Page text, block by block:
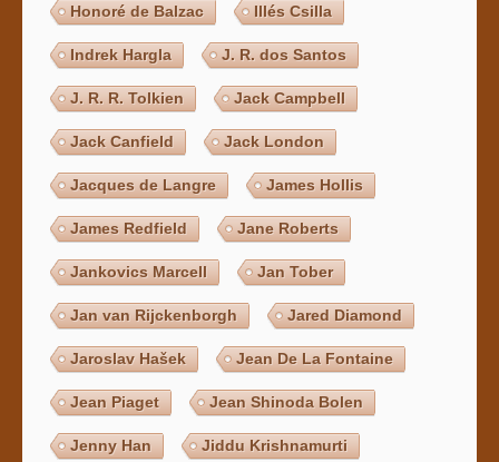
Honoré de Balzac Illés Csilla
Indrek Hargla J. R. dos Santos
J. R. R. Tolkien Jack Campbell
Jack Canfield Jack London
Jacques de Langre James Hollis
James Redfield Jane Roberts
Jankovics Marcell Jan Tober
Jan van Rijckenborgh Jared Diamond
Jaroslav Hašek Jean De La Fontaine
Jean Piaget Jean Shinoda Bolen
Jenny Han Jiddu Krishnamurti